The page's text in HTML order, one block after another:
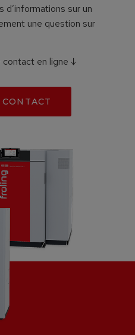
d’informations sur un
une question sur
en ligne ↓